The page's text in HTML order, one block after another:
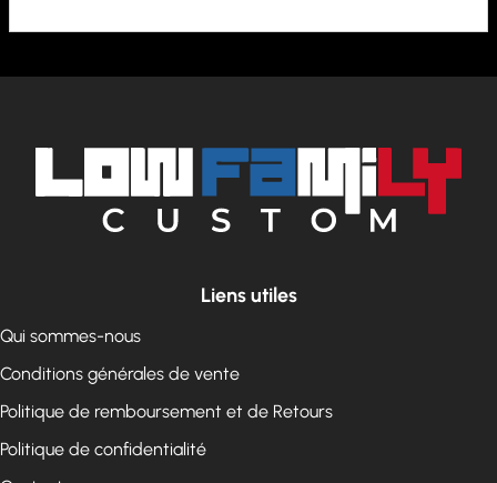
Liens utiles
Qui sommes-nous
Conditions générales de vente
Politique de remboursement et de Retours
Politique de confidentialité